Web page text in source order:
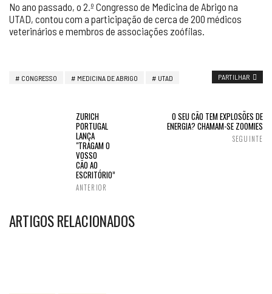
No ano passado, o 2.º Congresso de Medicina de Abrigo na
UTAD, contou com a participação de cerca de 200 médicos
veterinários e membros de associações zoófilas.
CONGRESSO MEDICINA DE ABRIGO UTAD PARTILHAR
ZURICH
PORTUGAL
LANÇA
"TRAGAM O
VOSSO
CÃO AO
ESCRITÓRIO”
ANTERIOR
O SEU CÃO TEM EXPLOSÕES DE
ENERGIA? CHAMAM-SE ZOOMIES
SEGUINTE
ARTIGOS RELACIONADOS